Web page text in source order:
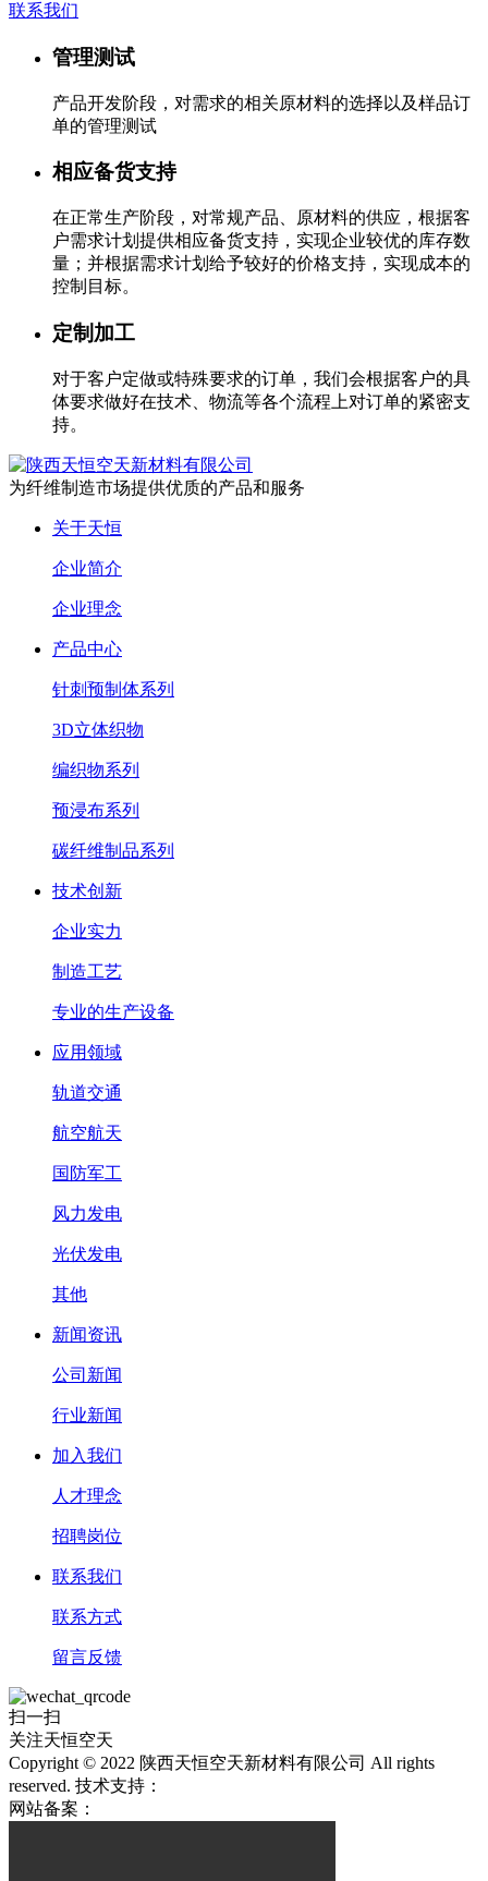
联系我们
管理测试
产品开发阶段，对需求的相关原材料的选择以及样品订
单的管理测试
相应备货支持
在正常生产阶段，对常规产品、原材料的供应，根据客
户需求计划提供相应备货支持，实现企业较优的库存数
量；并根据需求计划给予较好的价格支持，实现成本的
控制目标。
定制加工
对于客户定做或特殊要求的订单，我们会根据客户的具
体要求做好在技术、物流等各个流程上对订单的紧密支
持。
为纤维制造市场提供优质的产品和服务
关于天恒
企业简介
企业理念
产品中心
针刺预制体系列
3D立体织物
编织物系列
预浸布系列
碳纤维制品系列
技术创新
企业实力
制造工艺
专业的生产设备
应用领域
轨道交通
航空航天
国防军工
风力发电
光伏发电
其他
新闻资讯
公司新闻
行业新闻
加入我们
人才理念
招聘岗位
联系我们
联系方式
留言反馈
扫一扫
关注天恒空天
Copyright © 2022 陕西天恒空天新材料有限公司 All rights
reserved. 技术支持：
网站备案：